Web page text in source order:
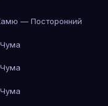
— Посторонний